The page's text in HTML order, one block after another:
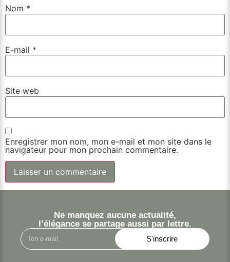
Nom *
E-mail *
Site web
Enregistrer mon nom, mon e-mail et mon site dans le
navigateur pour mon prochain commentaire.
Ne manquez aucune actualité,
l’élégance se partage aussi par lettre.
S'inscrire